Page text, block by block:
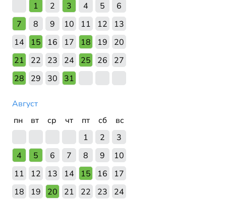
1
2 3 4 5
6
7
8 9 10 11 12
13
14
15 16 17 18 19
20
21
22 23 24 25 26
27
28
29 30 31
Август
пн
вт ср чт пт сб
вс
1
2
3
4
5 6 7 8 9
10
11
12 13 14 15 16
17
18
19 20 21 22 23
24